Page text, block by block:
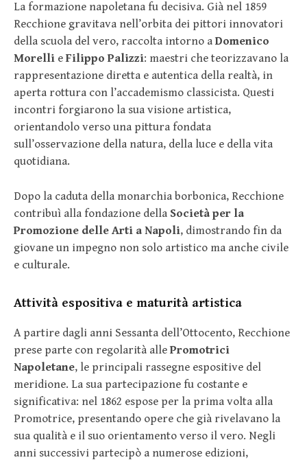
La formazione napoletana fu decisiva. Già nel 1859
Recchione gravitava nell’orbita dei pittori innovatori
della scuola del vero, raccolta intorno a Domenico
Morelli e Filippo Palizzi: maestri che teorizzavano la
rappresentazione diretta e autentica della realtà, in
aperta rottura con l’accademismo classicista. Questi
incontri forgiarono la sua visione artistica,
orientandolo verso una pittura fondata
sull’osservazione della natura, della luce e della vita
quotidiana.
Dopo la caduta della monarchia borbonica, Recchione
contribuì alla fondazione della Società per la
Promozione delle Arti a Napoli, dimostrando fin da
giovane un impegno non solo artistico ma anche civile
e culturale.
Attività espositiva e maturità artistica
A partire dagli anni Sessanta dell’Ottocento, Recchione
prese parte con regolarità alle Promotrici
Napoletane, le principali rassegne espositive del
meridione. La sua partecipazione fu costante e
significativa: nel 1862 espose per la prima volta alla
Promotrice, presentando opere che già rivelavano la
sua qualità e il suo orientamento verso il vero. Negli
anni successivi partecipò a numerose edizioni,